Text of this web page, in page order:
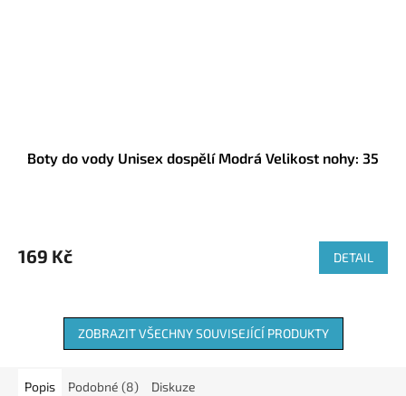
Boty do vody Unisex dospělí Modrá Velikost nohy: 35
169 Kč DETAIL
ZOBRAZIT VŠECHNY SOUVISEJÍCÍ PRODUKTY
Popis Podobné (8) Diskuze